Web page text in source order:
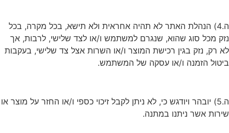
ה.4) הנהלת האתר לא תהיה אחראית ולא תישא, בכל מקרה, בכל
נזק מכל סוג שהוא, שנגרם למשתמש ו/או לצד שלישי, לרבות, אך
לא רק, נזק בגין רכישת המוצר ו/או השרות אצל צד שלישי, בעקבות
ביטול הזמנה ו/או עסקה של המשתמש.
ה.5) יובהר ויודגש כי, לא ניתן לקבל זיכוי כספי ו/או החזר על מוצר או
שירות אשר ניתנו במתנה.